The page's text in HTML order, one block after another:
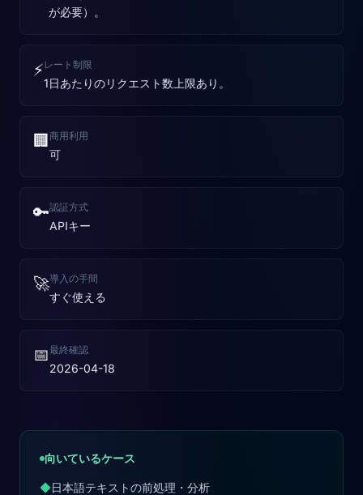
が必要）。
⚡ レート制限
1日あたりのリクエスト数上限あり。
🏢 商用利用
可
🔑認証方式
APIキー
🚀導入の手間
すぐ使える
📅最終確認
2026-04-18
向いているケース
◆日本語テキストの前処理・分析